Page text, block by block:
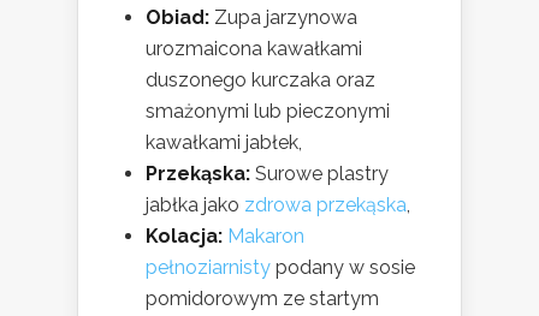
Obiad: Zupa jarzynowa
urozmaicona kawałkami
duszonego kurczaka oraz
smażonymi lub pieczonymi
kawałkami jabłek,
Przekąska: Surowe plastry
jabłka jako zdrowa przekąska,
Kolacja: Makaron
pełnoziarnisty podany w sosie
pomidorowym ze startym